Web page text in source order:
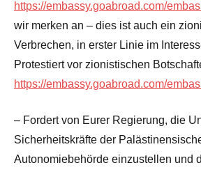
https://embassy.goabroad.com/
wir merken an – dies ist auch ein
Verbrechen, in erster Linie im
Protestiert vor zionistischen
https://embassy.goabroad.com/
– Fordert von Eurer Regierung, die
Sicherheitskräfte der
Autonomiebehörde einzustellen und